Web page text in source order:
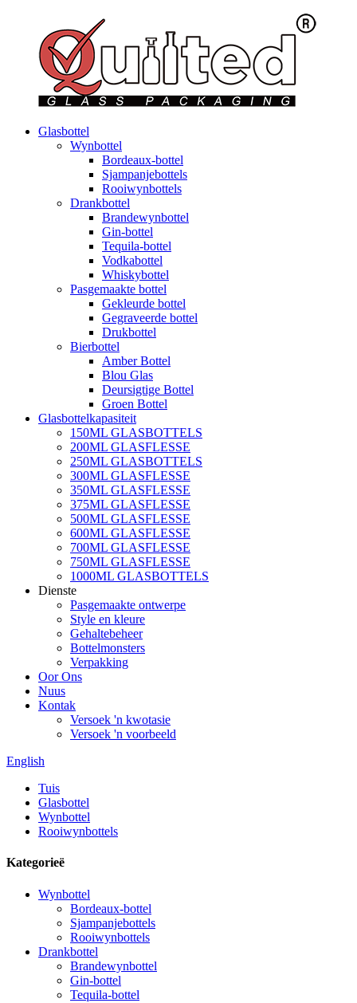
Glasbottel
Wynbottel
Bordeaux-bottel
Sjampanjebottels
Rooiwynbottels
Drankbottel
Brandewynbottel
Gin-bottel
Tequila-bottel
Vodkabottel
Whiskybottel
Pasgemaakte bottel
Gekleurde bottel
Gegraveerde bottel
Drukbottel
Bierbottel
Amber Bottel
Blou Glas
Deursigtige Bottel
Groen Bottel
Glasbottelkapasiteit
150ML GLASBOTTELS
200ML GLASFLESSE
250ML GLASBOTTELS
300ML GLASFLESSE
350ML GLASFLESSE
375ML GLASFLESSE
500ML GLASFLESSE
600ML GLASFLESSE
700ML GLASFLESSE
750ML GLASFLESSE
1000ML GLASBOTTELS
Dienste
Pasgemaakte ontwerpe
Style en kleure
Gehaltebeheer
Bottelmonsters
Verpakking
Oor Ons
Nuus
Kontak
Versoek 'n kwotasie
Versoek 'n voorbeeld
English
Tuis
Glasbottel
Wynbottel
Rooiwynbottels
Kategorieë
Wynbottel
Bordeaux-bottel
Sjampanjebottels
Rooiwynbottels
Drankbottel
Brandewynbottel
Gin-bottel
Tequila-bottel